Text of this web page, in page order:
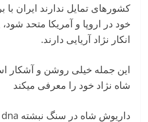
کشورهای تمایل ندارند ایران با
خود در اروپا و آمریکا متحد
انکار نژاد آریایی دارند.
این جمله خیلی روشن و آشکار
شاه نژاد خود را معرفی میکند